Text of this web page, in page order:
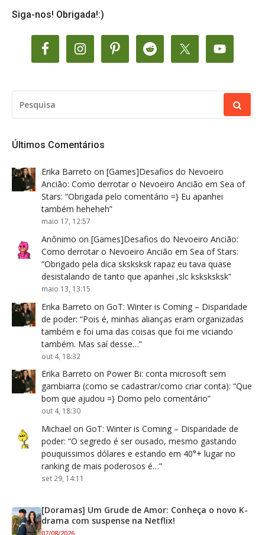
Siga-nos! Obrigada!:)
POR:
Últimos Comentários
Erika Barreto on [Games]Desafios do Nevoeiro
Ancião: Como derrotar o Nevoeiro Ancião em Sea of
Stars: “Obrigada pelo comentário =} Eu apanhei
também heheheh”
maio 17, 12:57
Anônimo on [Games]Desafios do Nevoeiro Ancião:
Como derrotar o Nevoeiro Ancião em Sea of Stars:
“Obrigado pela dica sksksksk rapaz eu tava quase
desistalando de tanto que apanhei ,slc ksksksksk”
maio 13, 13:15
Erika Barreto on GoT: Winter is Coming – Disparidade
de poder: “Pois é, minhas alianças eram organizadas
também e foi uma das coisas que foi me viciando
também. Mas saí desse…”
out 4, 18:32
Erika Barreto on Power Bi: conta microsoft sem
gambiarra (como se cadastrar/como criar conta): “Que
bom que ajudou =} Domo pelo comentário”
out 4, 18:30
Michael on GoT: Winter is Coming – Disparidade de
poder: “O segredo é ser ousado, mesmo gastando
pouquissimos dólares e estando em 40°+ lugar no
ranking de mais poderosos é…”
set 29, 14:11
[Doramas] Um Grude de Amor: Conheça o novo K-
drama com suspense na Netflix!
07/08/2026